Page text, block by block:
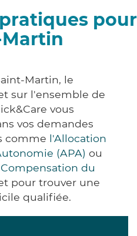
pour
Martin, le
sur l'ensemble de
vous
vos demandes
comme l'Allocation
(APA) ou
du
pour trouver une
qualifiée.